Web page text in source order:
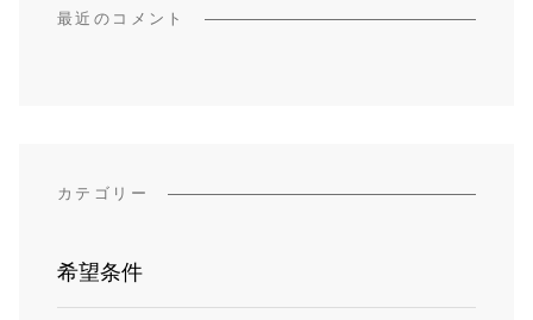
最近のコメント
カテゴリー
希望条件